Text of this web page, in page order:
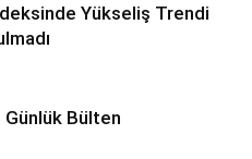
Yükseliş Trendi
Bülten